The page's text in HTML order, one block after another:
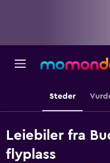
Steder
Leiebiler fra
flyplass